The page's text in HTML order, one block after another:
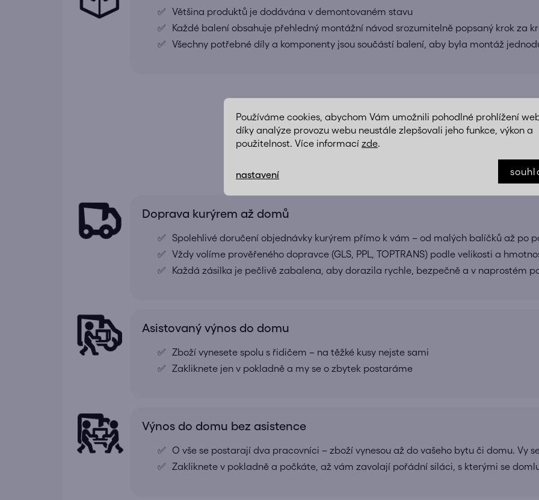
Používáme cookies, abychom Vám umožnili pohodlné prohlížení
díky analýze provozu webu neustále zlepšovali jeho funkce, výkon a
použitelnost. Více informací zde.
nastavení
Většina produktů je dodávána v demontovaném stavu
Každé balení obsahuje přehledný montážní návod srozumitelně popsaný krok za
Všechny potřebné díly a komponenty jsou součástí balení, aby byla montáž
TĚŽKÉ VĚCI? MY VÁM S NIMI
Doručíme až domů, bez starostí, tam kam potřebujete
Doprava kurýrem až domů
Spolehlivé doručení objednávky kurýrem přímo k vám – od malých balíčků až po
Vždy volíme prověřeného dopravce (GLS, PPL, TOPTRANS) podle velikosti a
Každá zásilka je pečlivě zabalena, aby dorazila rychle, bezpečně a v naprostém
Asistovaný výnos do domu
Zboží vynesete spolu s řidičem – na těžké kusy nejste sami
Zakliknete jen v pokladně a my se o zbytek postaráme
Výnos do domu bez asistence
O vše se postarají dva pracovníci – zboží vynesou až do vašeho bytu či domu. Vy
Zakliknete v pokladně a počkáte, až vám zavolají pořádní siláci, s kterými se